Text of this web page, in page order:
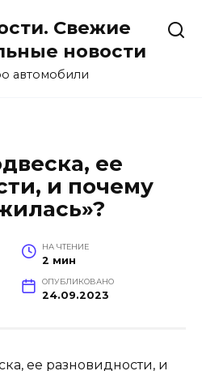
Свежие
новости
автомобили
ее
и почему
НА ЧТЕНИЕ
2 мин
ОПУБЛИКОВАНО
24.09.2023